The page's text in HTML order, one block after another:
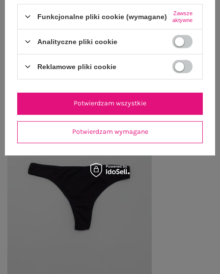
ZWROTY I REKLAMACJE
OSTATNIO OGLĄDANE
Zobacz wszystko
Funkcjonalne pliki cookie (wymagane)
Zawsze
aktywne
Analityczne pliki cookie
Reklamowe pliki cookie
Potwierdzam wymagane
Potwierdzam wszystkie